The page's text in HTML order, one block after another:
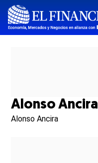
Alonso Ancira
Alonso Ancira